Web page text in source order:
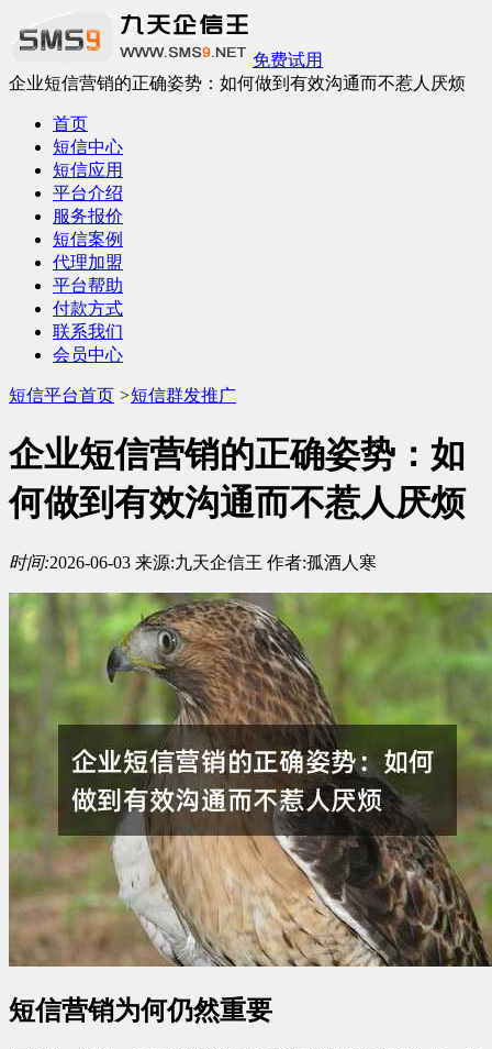
免费试用
企业短信营销的正确姿势：如何做到有效沟通而不惹人厌烦
首页
短信中心
短信应用
平台介绍
服务报价
短信案例
代理加盟
平台帮助
付款方式
联系我们
会员中心
短信平台首页 >短信群发推广
企业短信营销的正确姿势：如
何做到有效沟通而不惹人厌烦
时间:2026-06-03 来源:九天企信王 作者:孤酒人寒
短信营销为何仍然重要